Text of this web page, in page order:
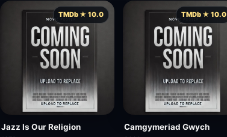
TMDb ★ 10.0
Jazz Is Our Religion
TMDb ★ 10.0
Camgymeriad Gwych